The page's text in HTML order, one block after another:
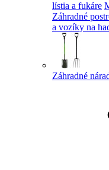
lístia a fukáre
Záhradné
a vozíky na
Záhradné